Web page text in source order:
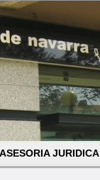
ASESORIA JURIDICA